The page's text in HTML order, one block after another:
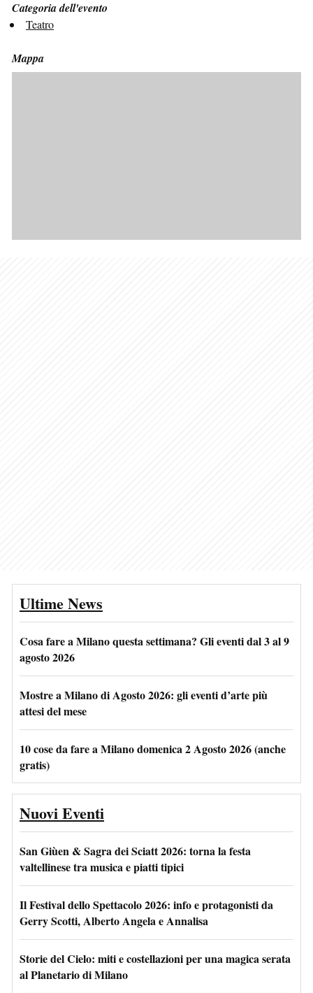
Categoria dell'evento
Teatro
Mappa
Ultime News
Cosa fare a Milano questa settimana? Gli eventi dal 3 al 9
agosto 2026
Mostre a Milano di Agosto 2026: gli eventi d’arte più
attesi del mese
10 cose da fare a Milano domenica 2 Agosto 2026 (anche
gratis)
Nuovi Eventi
San Giùen & Sagra dei Sciatt 2026: torna la festa
valtellinese tra musica e piatti tipici
Il Festival dello Spettacolo 2026: info e protagonisti da
Gerry Scotti, Alberto Angela e Annalisa
Storie del Cielo: miti e costellazioni per una magica serata
al Planetario di Milano